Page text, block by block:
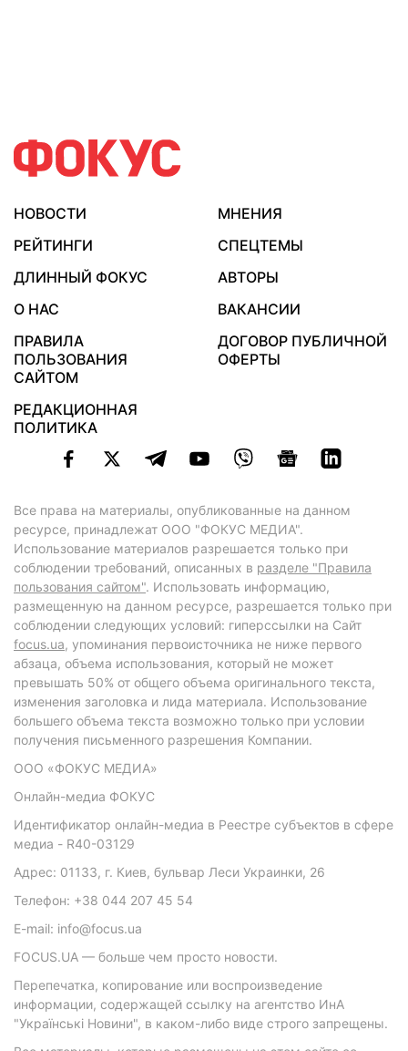
НОВОСТИ
МНЕНИЯ
РЕЙТИНГИ
СПЕЦТЕМЫ
ДЛИННЫЙ ФОКУС
АВТОРЫ
О НАС
ВАКАНСИИ
ПРАВИЛА
ПОЛЬЗОВАНИЯ
САЙТОМ
ДОГОВОР ПУБЛИЧНОЙ
ОФЕРТЫ
РЕДАКЦИОННАЯ
ПОЛИТИКА
Все права на материалы, опубликованные на данном
ресурсе, принадлежат ООО "ФОКУС МЕДИА".
Использование материалов разрешается только при
соблюдении требований, описанных в разделе "Правила
пользования сайтом". Использовать информацию,
размещенную на данном ресурсе, разрешается только при
соблюдении следующих условий: гиперссылки на Сайт
focus.ua, упоминания первоисточника не ниже первого
абзаца, объема использования, который не может
превышать 50% от общего объема оригинального текста,
изменения заголовка и лида материала. Использование
большего объема текста возможно только при условии
получения письменного разрешения Компании.
ООО «ФОКУС МЕДИА»
Онлайн-медиа ФОКУС
Идентификатор онлайн-медиа в Реестре субъектов в сфере
медиа - R40-03129
Адрес: 01133, г. Киев, бульвар Леси Украинки, 26
Телефон: +38 044 207 45 54
E-mail: info@focus.ua
FOCUS.UA — больше чем просто новости.
Перепечатка, копирование или воспроизведение
информации, содержащей ссылку на агентство ИнА
"Українські Новини", в каком-либо виде строго запрещены.